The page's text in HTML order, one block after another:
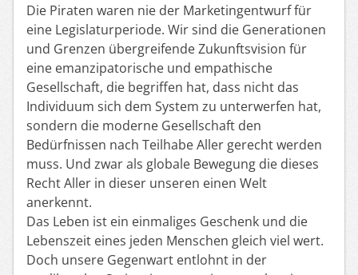
Die Piraten waren nie der Marketingentwurf für
eine Legislaturperiode. Wir sind die Generationen
und Grenzen übergreifende Zukunftsvision für
eine emanzipatorische und empathische
Gesellschaft, die begriffen hat, dass nicht das
Individuum sich dem System zu unterwerfen hat,
sondern die moderne Gesellschaft den
Bedürfnissen nach Teilhabe Aller gerecht werden
muss. Und zwar als globale Bewegung die dieses
Recht Aller in dieser unseren einen Welt
anerkennt.
Das Leben ist ein einmaliges Geschenk und die
Lebenszeit eines jeden Menschen gleich viel wert.
Doch unsere Gegenwart entlohnt in der